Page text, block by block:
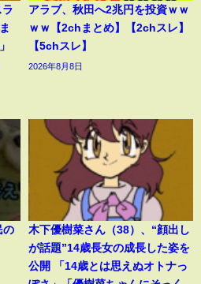
ラ
アラブ、秋田へ2兆円を投資ｗｗ
ｗｗ【2chまとめ】【2chスレ】
【5chスレ】
2026年8月8日
の
木下優樹菜さん（38）、“顔出し
が話題”14歳長女の成長した姿を
公開 「14歳とは思えぬオトナっ